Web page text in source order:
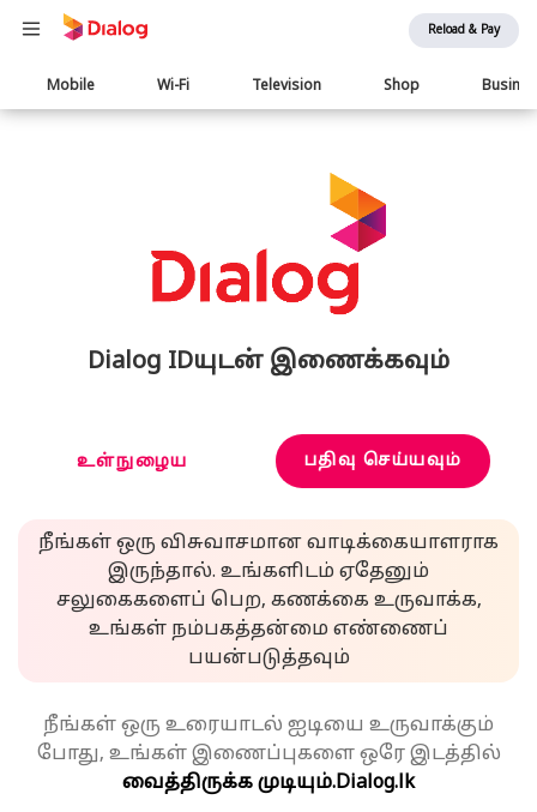
Reload & Pay
Main
navigation
Mobile Wi-Fi Television Shop
Dialog IDயுடன் இணைக்கவும்
உள்நுழைய பதிவு செய்யவும்
நீங்கள் ஒரு விசுவாசமான வாடிக்கையாளராக
இருந்தால். உங்களிடம் ஏதேனும்
சலுகைகளைப் பெற, கணக்கை உருவாக்க,
உங்கள் நம்பகத்தன்மை எண்ணைப்
பயன்படுத்தவும்
நீங்கள் ஒரு உரையாடல் ஐடியை உருவாக்கும்
போது, உங்கள் இணைப்புகளை ஒரே இடத்தில்
வைத்திருக்க முடியும்.Dialog.lk